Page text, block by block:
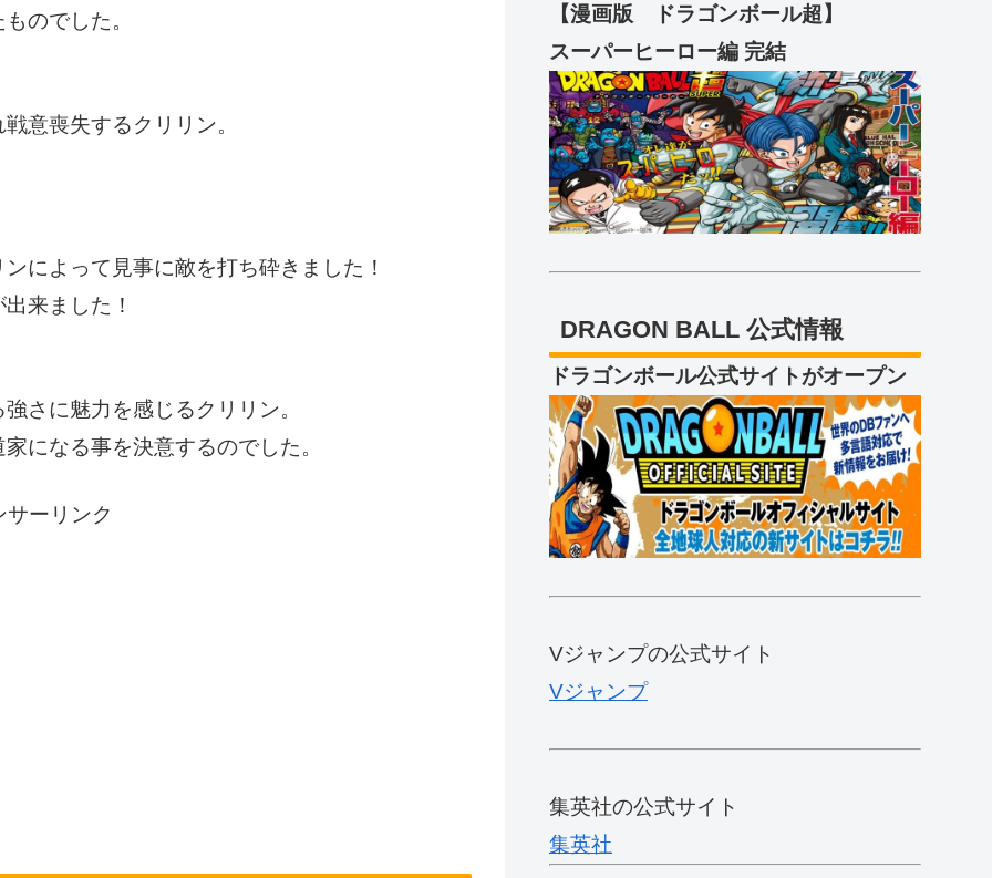
のでした。
意喪失するクリリン。
によって見事に敵を打ち砕きました！
来ました！
さに魅力を感じるクリリン。
になる事を決意するのでした。
サーリンク
【漫画版 ドラゴンボール超】
スーパーヒーロー編 完結
DRAGON BALL 公式情報
ドラゴンボール公式サイトがオープン
Vジャンプの公式サイト
Vジャンプ
集英社の公式サイト
集英社